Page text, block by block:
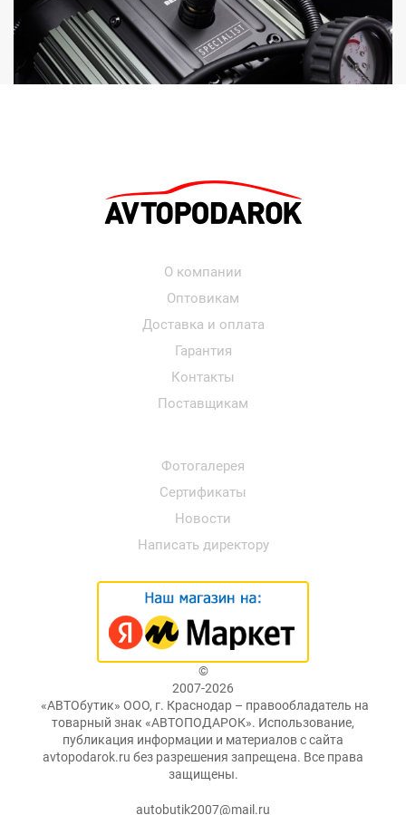
О компании
Оптовикам
Доставка и оплата
Гарантия
Контакты
Поставщикам
Фотогалерея
Сертификаты
Новости
Написать директору
©
2007-2026
«АВТОбутик» ООО, г. Краснодар – правообладатель на
товарный знак «АВТОПОДАРОК». Использование,
публикация информации и материалов с сайта
avtopodarok.ru без разрешения запрещена. Все права
защищены.
autobutik2007@mail.ru